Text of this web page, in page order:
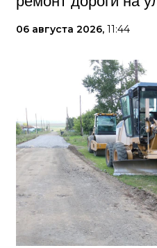
06 августа 2026, 11:44